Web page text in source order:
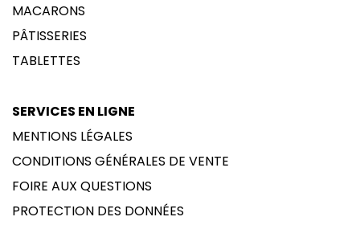
MACARONS
PÂTISSERIES
TABLETTES
SERVICES EN LIGNE
MENTIONS LÉGALES
CONDITIONS GÉNÉRALES DE VENTE
FOIRE AUX QUESTIONS
PROTECTION DES DONNÉES